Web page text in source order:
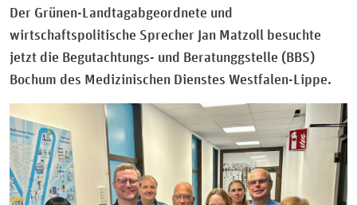
Der Grünen-Landtagabgeordnete und
wirtschaftspolitische Sprecher Jan Matzoll besuchte
jetzt die Begutachtungs- und Beratunggstelle (BBS)
Bochum des Medizinischen Dienstes Westfalen-Lippe.